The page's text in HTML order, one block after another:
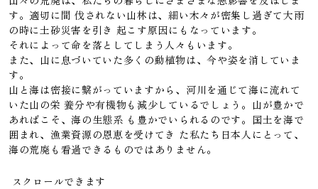
す。適切に間 伐されない山林は、細い木々が密集し過ぎて大雨
の時に土砂災害を引き 起こす原因にもなっています。
それによって命を落としてしまう人々もいます。
また、山に息づいていた多くの動植物は、今や姿を消していま
す。
山と海は密接に繋がっていますから、河川を通じて海に流れて
いた山の栄 養分や有機物も減少しているでしょう。山が豊かで
あればこそ、海の生態系 も豊かでいられるのです。国土を海で
囲まれ、漁業資源の恩恵を受けてき た私たち日本人にとって、
海の荒廃も看過できるものではありません。
スクロールできます